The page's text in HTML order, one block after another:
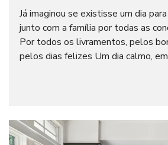
Já imaginou se existisse um dia
junto com a família por todas as
Por todos os livramentos, pelos
pelos dias felizes Um dia calmo,